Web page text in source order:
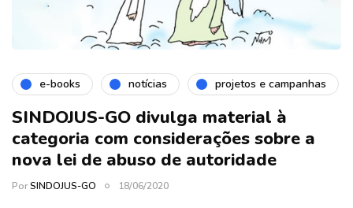
e-books notícias projetos e campanhas
SINDOJUS-GO divulga material à
categoria com considerações sobre a
nova lei de abuso de autoridade
PorSINDOJUS-GO 18/06/2020